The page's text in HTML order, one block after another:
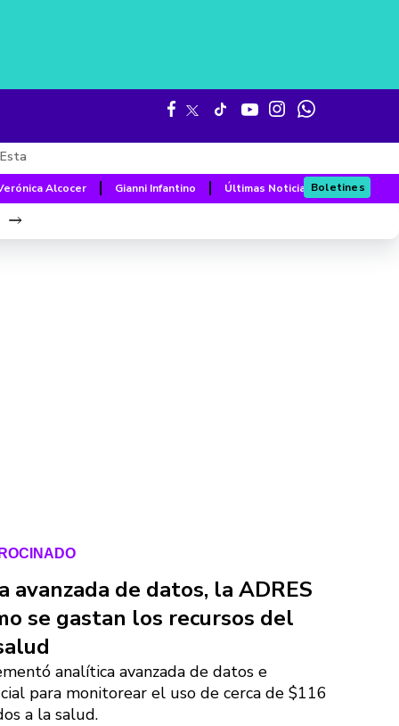
Alcocer Gianni Infantino Últimas NoticiasBoletines
avanzada de datos, la ADRES
se gastan los recursos del
analítica avanzada de datos e
para monitorear el uso de cerca de $116
a la salud.